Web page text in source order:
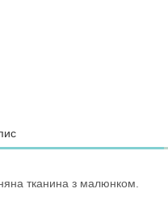
тканина з малюнком.